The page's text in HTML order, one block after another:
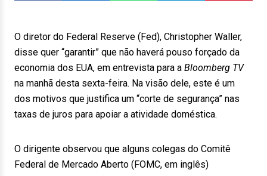
O diretor do Federal Reserve (Fed), Christopher Waller,
disse quer “garantir” que não haverá pouso forçado da
economia dos EUA, em entrevista para a Bloomberg TV
na manhã desta sexta-feira. Na visão dele, este é um
dos motivos que justifica um “corte de segurança” nas
taxas de juros para apoiar a atividade doméstica.
O dirigente observou que alguns colegas do Comitê
Federal de Mercado Aberto (FOMC, em inglês)